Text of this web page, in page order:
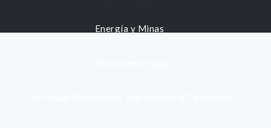
Energía y Minas